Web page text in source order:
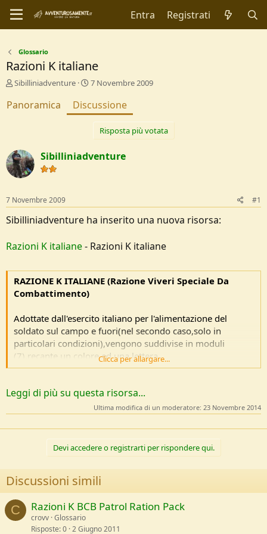
Entra Registrati
Glossario
Razioni K italiane
C
e
e
D
i
c
u
s
i
Sibilliniadventure
D
t
a
n
7 Novembre 2009
Panoramica Discussione
Risposta più votata
Sibilliniadventure
7 Novembre 2009 #1
Sibilliniadventure ha inserito una nuova risorsa:
Razioni K italiane- Razioni K italiane
RAZIONE K ITALIANE (Razione Viveri Speciale Da
Combattimento)
Adottate dall'esercito italiano per l'alimentazione del
soldato sul campo e fuori(nel secondo caso,solo in
particolari condizioni),vengono suddivise in moduli
(7),recante un colore ed una lettera.
Ognuna di esse,provvede al fabbisogno alimentare
soldato,fornisce un apporto...
Clicca per allargare...
Leggi di più su questa risorsa...
Ultima modifica di un moderatore: 23 Novembre 2014
Devi accedere o registrarti per rispondere qui.
Discussioni simili
C Razioni K BCB Patrol Ration Pack
crovv Glossario
Risposte 0 2 Giugno 2011